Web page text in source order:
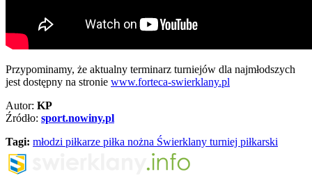
Przypominamy, że aktualny terminarz turniejów dla najmłodszych
jest dostępny na stronie www.forteca-swierklany.pl
Autor: KP
Źródło: sport.nowiny.pl
Tagi: młodzi piłkarze piłka nożna Świerklany turniej piłkarski